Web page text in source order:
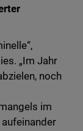
„Im Jahr
noch
im